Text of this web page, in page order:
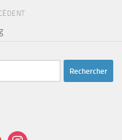
instagram